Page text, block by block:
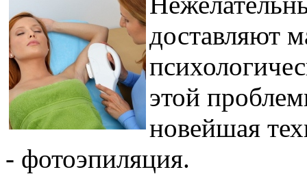
доставляют
этой
новейшая
- фотоэпиляция.